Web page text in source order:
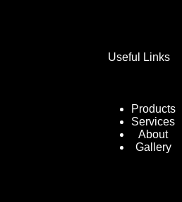
Useful Links
Products
Services
About
Gallery